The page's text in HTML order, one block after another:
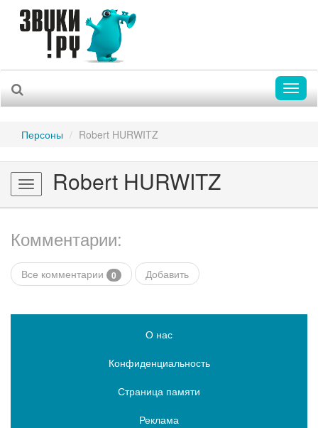
Персоны Robert HURWITZ
Toggle
navigation
Robert HURWITZ
Комментарии:
Все комментарии 0 Добавить
О нас
Конфиденциальность
Страница памяти
Реклама